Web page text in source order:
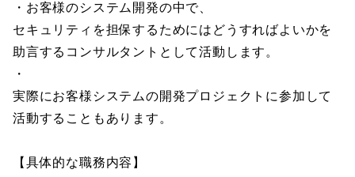
・お客様のシステム開発の中で、
セキュリティを担保するためにはどうすればよいかを
助言するコンサルタントとして活動します。
・
実際にお客様システムの開発プロジェクトに参加して
活動することもあります。
【具体的な職務内容】